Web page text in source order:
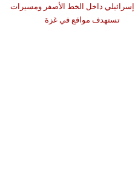
داخل الخط الأصفر ومسيرات
تستهدف مواقع في غزة